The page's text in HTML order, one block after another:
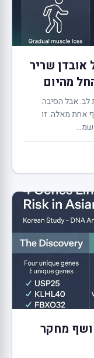
אובדן שריר
מהיום
לב. אבל הסיבה
אחת מאלה. זו
שמ...
מחקר